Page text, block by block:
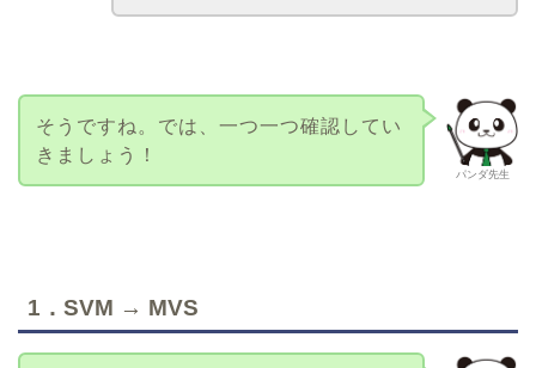
パンダ先生
そうですね。では、一つ一つ確認してい
きましょう！
1．SVM → MVS